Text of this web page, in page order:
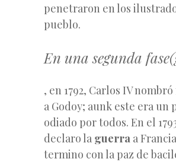
penetraron en los
pueblo.
En una segunda
, en 1792, Carlos IV
a Godoy; aunk este era un
odiado por todos. En el
declaro la guerra a
termino con la paz de